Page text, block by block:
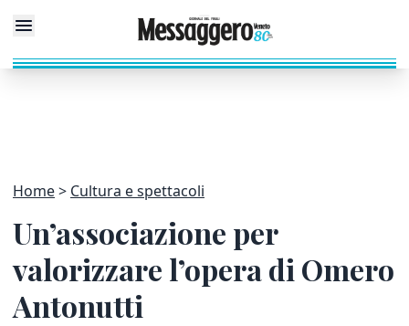
Home Cultura e spettacoli
Un’associazione per
valorizzare l’opera di Omero
Antonutti